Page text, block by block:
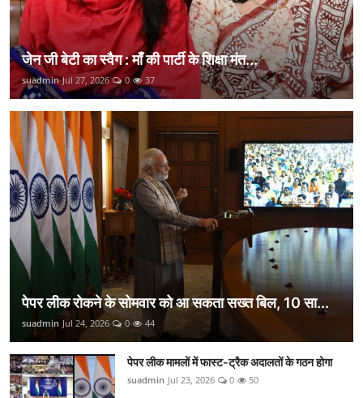
जेन जी बेटी का स्वैग : माँ की पार्टी के शिक्षा मंत...
suadmin Jul 27, 2026 0 37
पेपर लीक रोकने के सोमवार को आ सकता सख्त बिल, 10 सा...
suadmin Jul 24, 2026 0 44
पेपर लीक मामलों में फास्ट-ट्रैक अदालतों के गठन होगा
suadmin Jul 23, 2026 0 50